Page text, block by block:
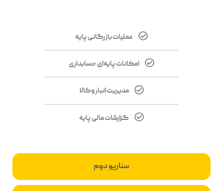
سناریو دوم
عملیات بازرگانی پایه
امکانات پایه‌ای حسابداری
مدیریت انبار و کالا
گزارشات مالی پایه